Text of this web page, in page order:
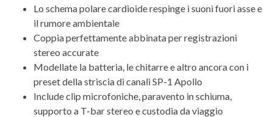
Lo schema polare cardioide respinge i suoni fuori asse e
il rumore ambientale
Coppia perfettamente abbinata per registrazioni
stereo accurate
Modellate la batteria, le chitarre e altro ancora con i
preset della striscia di canali SP-1 Apollo
Include clip microfoniche, paravento in schiuma,
supporto a T-bar stereo e custodia da viaggio